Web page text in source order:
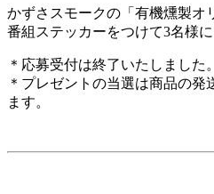
かずさスモークの「有機燻製オ
番組ステッカーをつけて3名様に
＊応募受付は終了いたしました。
＊プレゼントの当選は商品の発
ます。